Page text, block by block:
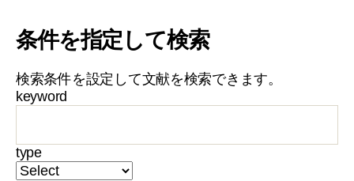
条件を指定して検索
検索条件を設定して文献を検索できます。
keyword
type